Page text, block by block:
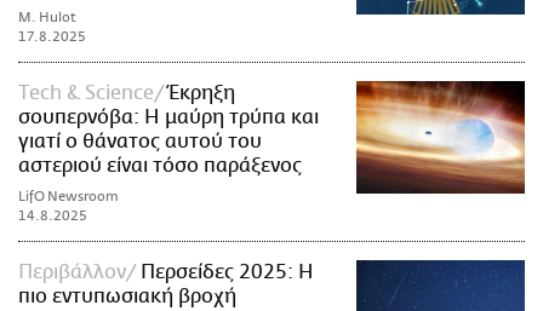
M. Hulot
17.8.2025
Τech & Science
Έκρηξη
σουπερνόβα: Η μαύρη τρύπα και
γιατί ο θάνατος αυτού του
αστεριού είναι τόσο παράξενος
LifO Newsroom
14.8.2025
Περιβάλλον
Περσείδες 2025: Η
πιο εντυπωσιακή βροχή